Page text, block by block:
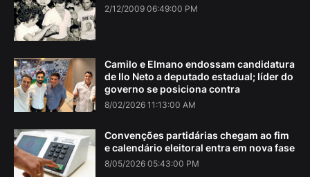
2/12/2009 06:49:00 PM
Camilo e Elmano endossam candidatura
de Ilo Neto a deputado estadual; líder do
governo se posiciona contra
8/02/2026 11:13:00 AM
Convenções partidárias chegam ao fim
e calendário eleitoral entra em nova fase
8/05/2026 05:43:00 PM